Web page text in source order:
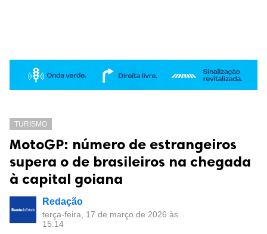
TURISMO
MotoGP: número de estrangeiros
supera o de brasileiros na chegada
à capital goiana
Redação
terça-feira, 17 de março de 2026 às
15:14